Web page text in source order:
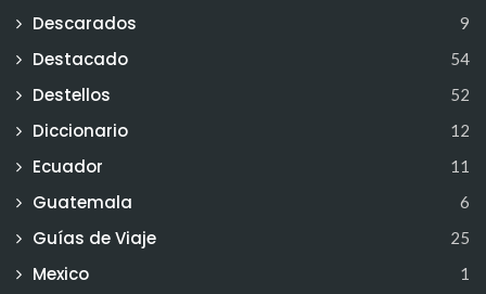
Descarados 9
Destacado 54
Destellos 52
Diccionario 12
Ecuador 11
Guatemala 6
Guías de Viaje 25
Mexico 1